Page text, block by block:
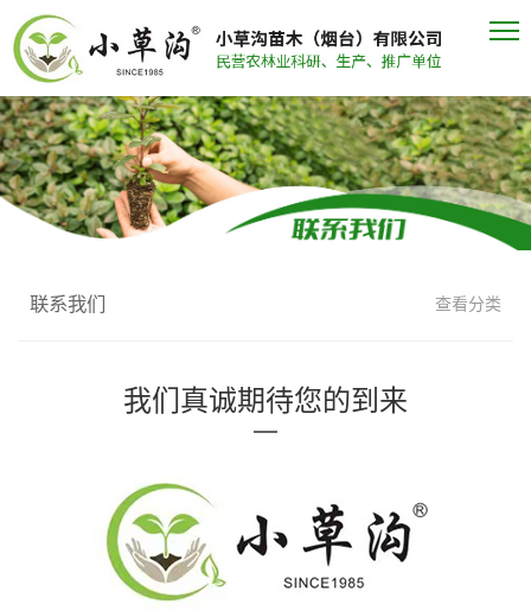
联系我们 查看分类
我们真诚期待您的到来